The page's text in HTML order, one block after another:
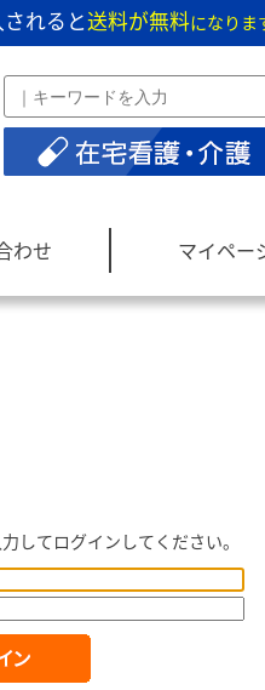
れると送料が無料になりま
わせ マイペー
してログインしてください。